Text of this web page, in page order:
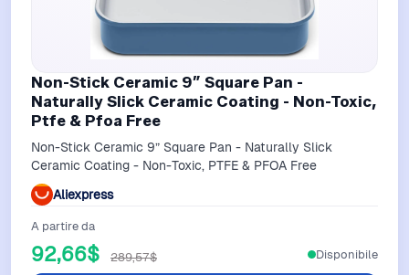
Non-Stick Ceramic 9” Square Pan -
Naturally Slick Ceramic Coating - Non-Toxic,
Ptfe & Pfoa Free
Non-Stick Ceramic 9” Square Pan - Naturally Slick
Ceramic Coating - Non-Toxic, PTFE & PFOA Free
Aliexpress
A partire da
92,66$ 289,57$ Disponibile